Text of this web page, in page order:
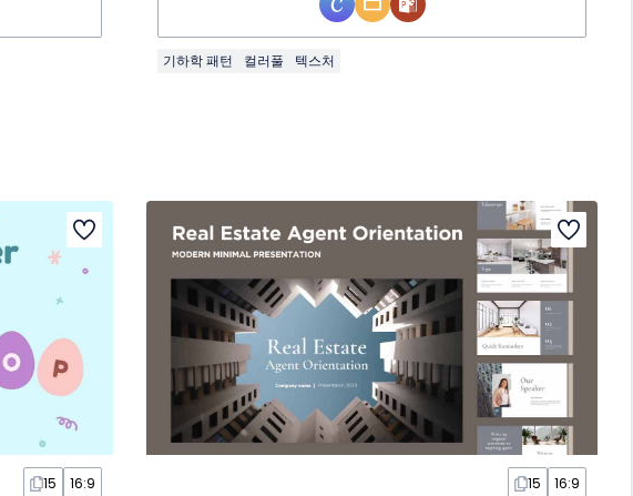
기하학 패턴 컬러풀 텍스처
15 16:9 15 16:9